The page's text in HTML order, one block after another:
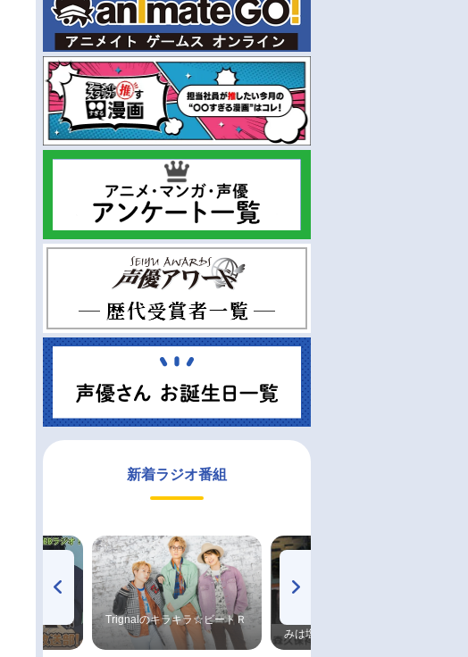
新着ラジオ番組
Trignalのキラキラ☆ビートＲ
みは塩だけ